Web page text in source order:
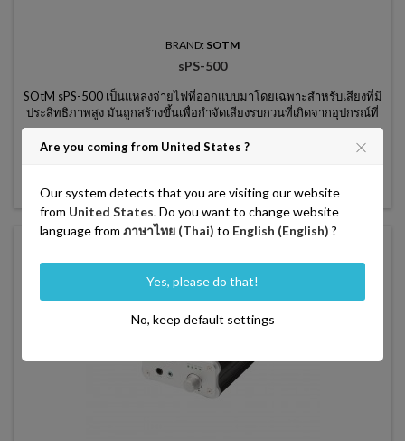
BRAND: SOTM
sPS-500
SOtM sPS-500 เป็นแหล่งจ่ายไฟที่ออกแบบมาโดยเฉพาะสำหรับเสียงที่มี
ประสิทธิภาพสูง มันถูกสร้างขึ้นเพื่อกำจัดเสียงรบกวนที่เกิดจากอุปกรณ์ที่
ใช้พลังงานเช่นเดียวกับการกำจัดเสียงรบกวนที่มาจากแหล่งจ่ายไฟ AC
ราคา
550.00
สินค้ามีในสต็อค
Are you coming from United States ?
Our system detects that you are visiting our website
from United States. Do you want to change website
language from ภาษาไทย (Thai) to English (English) ?
Yes, please do that!
No, keep default settings